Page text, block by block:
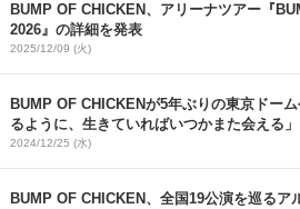
BUMP OF CHICKEN、アリーナツアー『
2026』の詳細を発表
2025/12/09 (火)
BUMP OF CHICKENが5年ぶりの東京ドー
るように、生きていればいつかまた会える」
2024/12/25 (水)
BUMP OF CHICKEN、全国19公演を巡るア